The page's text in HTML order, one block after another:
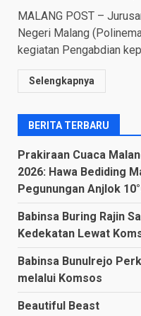
MALANG POST –
Negeri Malang
kegiatan Pengabdian
Selengkapnya
BERITA TERBARU
Prakiraan Cuaca
2026: Hawa Bediding
Pegunungan Anjlok
Babinsa Buring Rajin
Kedekatan Lewat
Babinsa Bunulrejo
melalui Komsos
Beautiful Beast